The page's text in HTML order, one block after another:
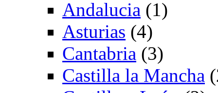
Andalucia (1)
Asturias (4)
Cantabria (3)
Castilla la Mancha